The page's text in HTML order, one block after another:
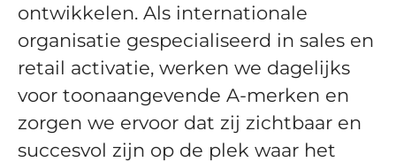
ontwikkelen. Als internationale
organisatie gespecialiseerd in sales en
retail activatie, werken we dagelijks
voor toonaangevende A-merken en
zorgen we ervoor dat zij zichtbaar en
succesvol zijn op de plek waar het